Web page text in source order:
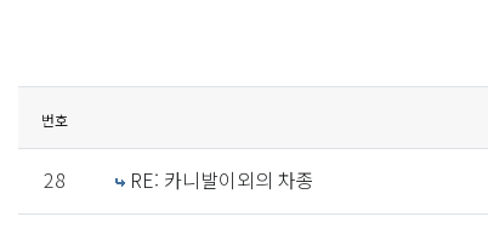
번호
28 RE: 카니발이외의 차종